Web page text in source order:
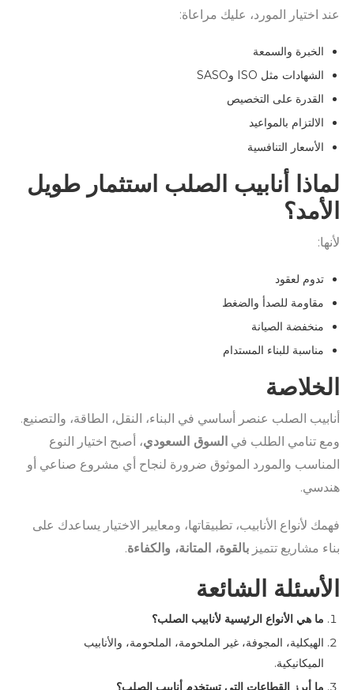
عند اختيار المورد، عليك مراعاة:
الخبرة والسمعة
الشهادات مثل ISO وSASO
القدرة على التخصيص
الالتزام بالمواعيد
الأسعار التنافسية
لماذا أنابيب الصلب استثمار طويل
الأمد؟
لأنها:
تدوم لعقود
مقاومة للصدأ والضغط
منخفضة الصيانة
مناسبة للبناء المستدام
الخلاصة
أنابيب الصلب عنصر أساسي في البناء، النقل، الطاقة، والتصنيع.
ومع تنامي الطلب في السوق السعودي، أصبح اختيار النوع
المناسب والمورد الموثوق ضرورة لنجاح أي مشروع صناعي أو
هندسي.
فهمك لأنواع الأنابيب، تطبيقاتها، ومعايير الاختيار يساعدك على
بناء مشاريع تتميز بالقوة، المتانة، والكفاءة.
الأسئلة الشائعة
ما هي الأنواع الرئيسية لأنابيب الصلب؟
الهيكلية، المجوفة، غير الملحومة، الملحومة، والأنابيب
الميكانيكية.
ما أبرز القطاعات التي تستخدم أنابيب الصلب؟